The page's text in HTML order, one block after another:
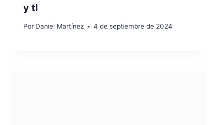
y tl
Por Daniel Martínez 4 de septiembre de 2024